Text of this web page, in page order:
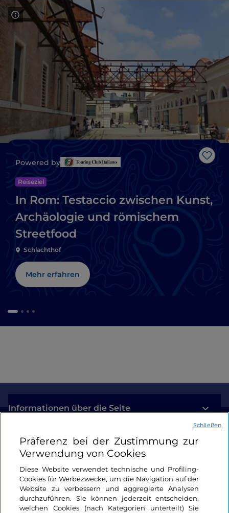
Like
Powered by
Reiseziel
In Rom: Testaccio zwischen Kunst,
Archäologie und römischem
Streetfood
Schlachthof
Mehr erfahren
Informationen über die Seite
Nützliche Links
Login
Bleiben wir in Kontakt
Präferenz bei der Zustimmung zur
Verwendung von Cookies
Diese Website verwendet technische und Profiling-
Cookies für Werbezwecke, um die Navigation auf der
Website zu verbessern und aggregierte Analysen
durchzuführen. Sie können jederzeit entscheiden,
welchen Cookies (nach Kategorien unterteilt) Sie
Schließen